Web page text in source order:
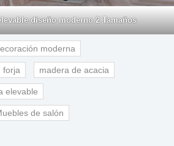
diseño moderno 2 Tamaños
moderna
forja madera de acacia
elevable
de salón